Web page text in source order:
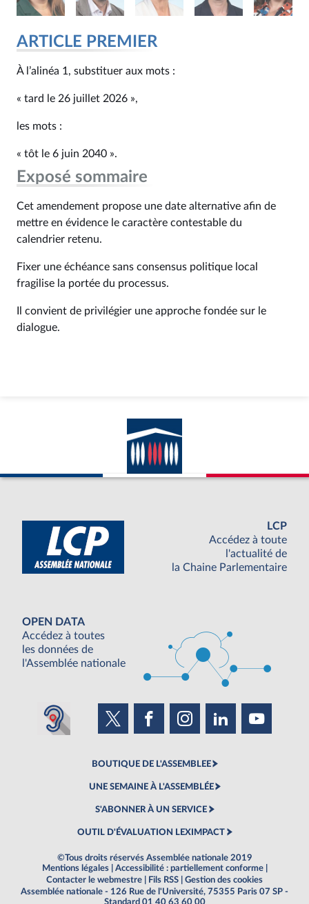
ARTICLE PREMIER
À l’alinéa 1, substituer aux mots :
« tard le 26 juillet 2026 »,
les mots :
« tôt le 6 juin 2040 ».
Exposé sommaire
Cet amendement propose une date alternative afin de
mettre en évidence le caractère contestable du
calendrier retenu.
Fixer une échéance sans consensus politique local
fragilise la portée du processus.
Il convient de privilégier une approche fondée sur le
dialogue.
LCP
Accédez à toute
l'actualité de
la Chaine Parlementaire
OPEN DATA
Accédez à toutes
les données de
l'Assemblée nationale
BOUTIQUE DE L'ASSEMBLEE
UNE SEMAINE À L'ASSEMBLÉE
S'ABONNER À UN SERVICE
OUTIL D'ÉVALUATION LEXIMPACT
©Tous droits réservés Assemblée nationale 2019
Mentions légales
Accessibilité : partiellement conforme
Contacter le webmestre
Fils RSS
Gestion des cookies
Assemblée nationale - 126 Rue de l'Université, 75355 Paris 07 SP -
Standard 01 40 63 60 00